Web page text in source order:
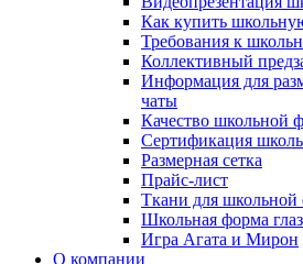
Как купить
Требования к
Коллективный
Информация для
чаты
Качество школьной
Сертификация
Размерная сетка
Прайс-лист
Ткани для
Школьная форма
Игра Агата и Мирон
О компании